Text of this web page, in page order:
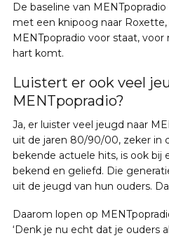
De baseline van MENTpopradio
met een knipoog naar
MENTpopradio voor staat,
hart komt.
Luistert er ook veel
MENTpopradio?
Ja, er luister veel jeugd naar
uit de jaren 80/90/00, zeker in
bekende actuele hits, is ook bij
bekend en geliefd. Die
uit de jeugd van hun ouders.
Daarom lopen op
‘Denk je nu echt dat je ouders